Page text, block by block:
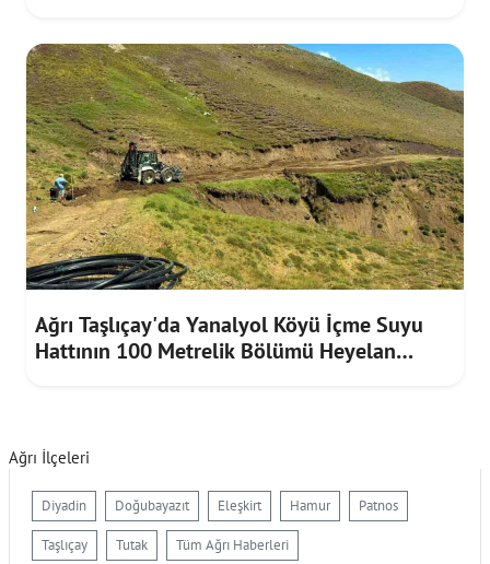
Ağrı Taşlıçay'da Yanalyol Köyü İçme Suyu
Hattının 100 Metrelik Bölümü Heyelan
Ağrı İlçeleri
Diyadin Doğubayazıt Eleşkirt Hamur Patnos
Taşlıçay Tutak Tüm Ağrı Haberleri